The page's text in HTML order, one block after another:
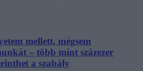
mellett, mégsem
– több mint százezer
a szabály